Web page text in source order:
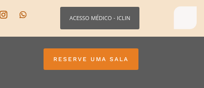
ACESSO MÉDICO - ICLIN
RESERVE UMA SALA